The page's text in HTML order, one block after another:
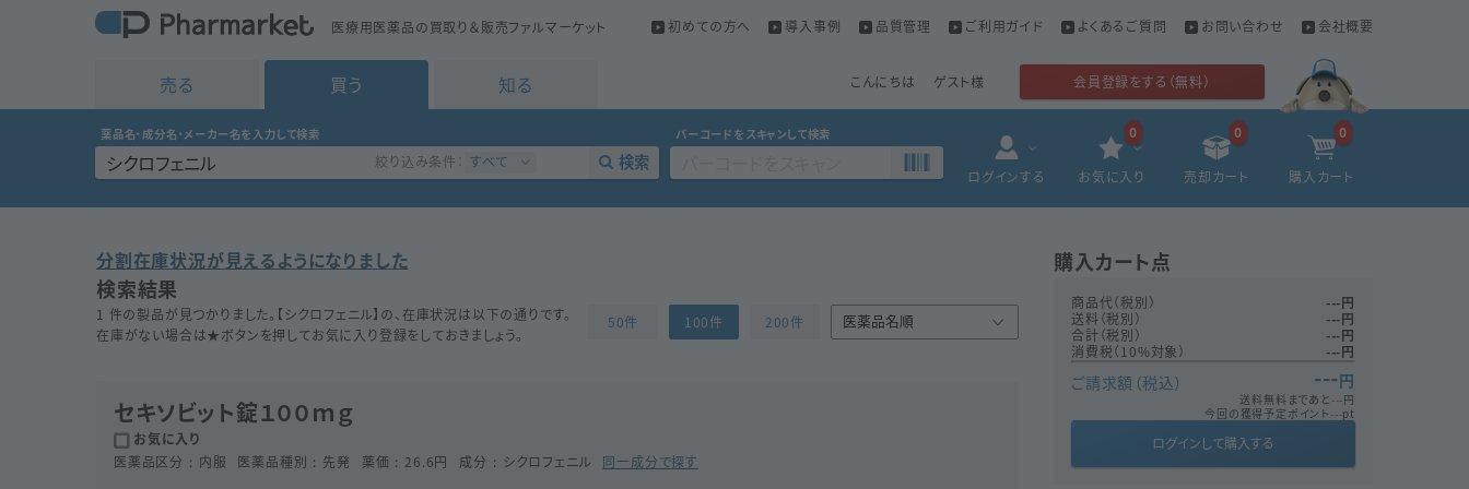
医療用医薬品の買取り＆販売ファルマーケット 初めての方へ 導入事例 品質管理 ご利用ガイド よくあるご質問 お問い合わせ 会社概要
売る 買う 知る こんにちは ゲスト様 会員登録をする（無料）
薬品名・成分名・メーカー名を入力して検索
絞り込み条件： すべて 検索
バーコードをスキャンして検索
ログインする お気に入り
0
売却カート
0
購入カート
0
分割在庫状況が見えるようになりました
検索結果
1 件の製品が見つかりました。【シクロフェニル】の、在庫状況は以下の通りです。
在庫がない場合は★ボタンを押してお気に入り登録をしておきましょう。
50件 100件 200件
セキソビット錠１００ｍｇ
お気に入り
医薬品区分
内服 医薬品種別 先発 薬価 26.6円 成分 シクロフェニル 同一成分で探す
購入カート点
商品代（税別） ---円
送料（税別）
---円
合計（税別）
---円
消費税（10%対象）
---円
ご請求額（税込） ---円
送料無料まであと---円
今回の獲得予定ポイント---pt
ログインして購入する